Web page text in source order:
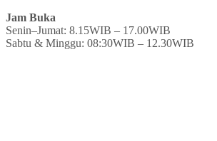
Jam Buka
Senin–Jumat: 8.15WIB – 17.00WIB
Sabtu & Minggu: 08:30WIB – 12.30WIB